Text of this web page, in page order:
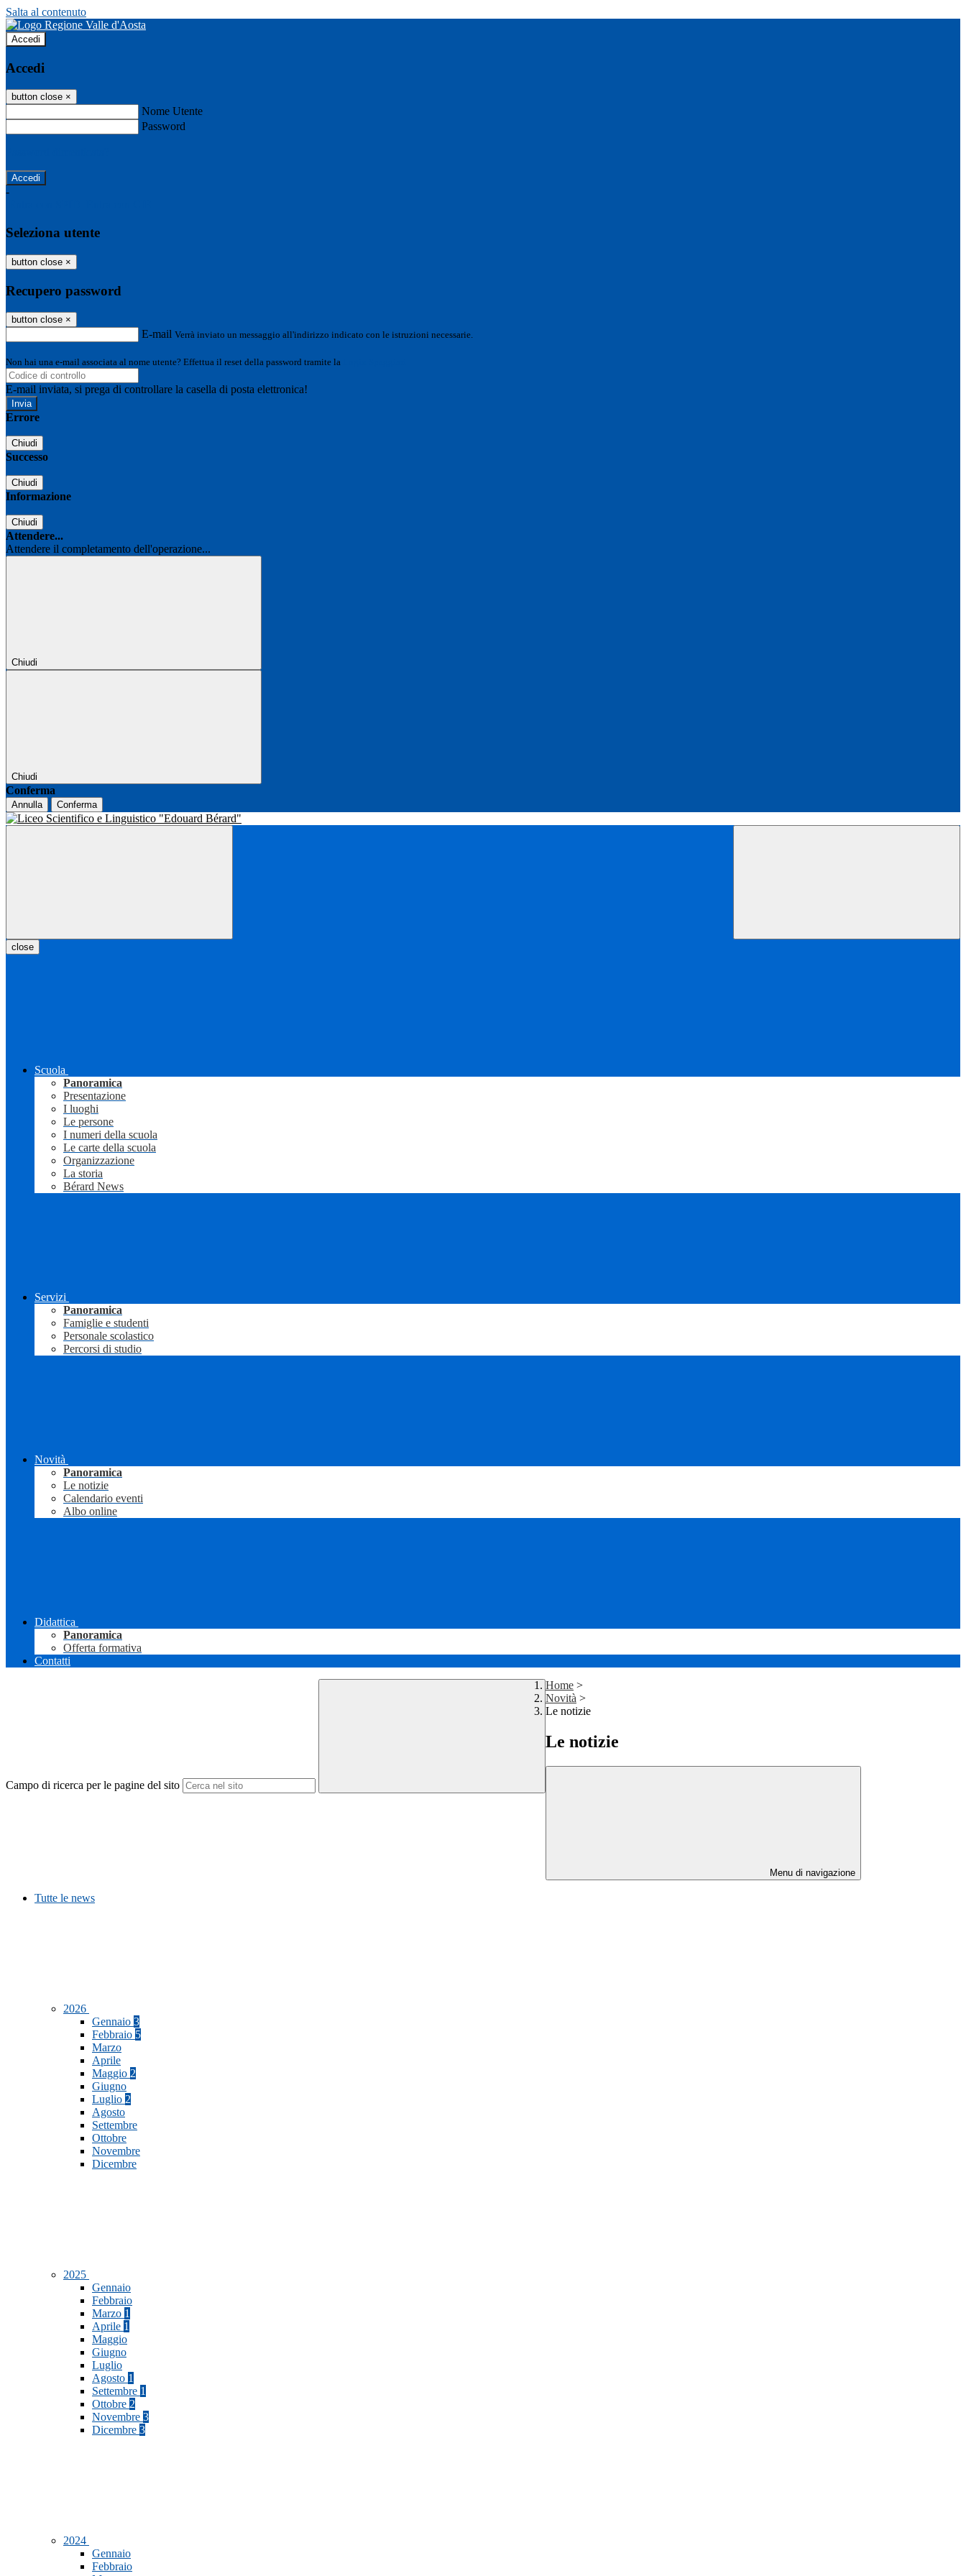
Salta al contenuto
Accedi
Accedi
button close ×
Nome Utente
Password
-
Seleziona utente
button close ×
Recupero password
button close ×
E-mail Verrà inviato un messaggio all'indirizzo indicato con le istruzioni necessarie.
Non hai una e-mail associata al nome utente? Effettua il reset della password tramite la
E-mail inviata, si prega di controllare la casella di posta elettronica!
Errore
Chiudi
Successo
Chiudi
Informazione
Chiudi
Attendere...
Attendere il completamento dell'operazione...
Chiudi
Chiudi
Conferma
Annulla Conferma
close
Scuola
Panoramica
Presentazione
I luoghi
Le persone
I numeri della scuola
Le carte della scuola
Organizzazione
La storia
Bérard News
Servizi
Panoramica
Famiglie e studenti
Personale scolastico
Percorsi di studio
Novità
Panoramica
Le notizie
Calendario eventi
Albo online
Didattica
Panoramica
Offerta formativa
Contatti
Campo di ricerca per le pagine del sito
Home >
Novità >
Le notizie
Le notizie
Menu di navigazione
Tutte le news
2026
Gennaio 3
Febbraio 5
Marzo
Aprile
Maggio 2
Giugno
Luglio 2
Agosto
Settembre
Ottobre
Novembre
Dicembre
2025
Gennaio
Febbraio
Marzo 1
Aprile 1
Maggio
Giugno
Luglio
Agosto 1
Settembre 1
Ottobre 2
Novembre 3
Dicembre 3
2024
Gennaio
Febbraio